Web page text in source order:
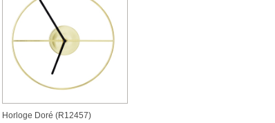
Horloge Doré (r12457)